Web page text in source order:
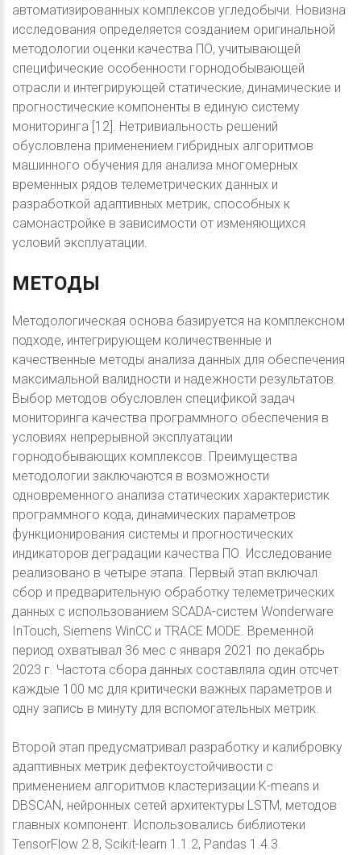
автоматизированных комплексов угледобычи. Новизна
исследования определяется созданием оригинальной
методологии оценки качества ПО, учитывающей
специфические особенности горнодобывающей
отрасли и интегрирующей статические, динамические и
прогностические компоненты в единую систему
мониторинга [12]. Нетривиальность решений
обусловлена применением гибридных алгоритмов
машинного обучения для анализа многомерных
временных рядов телеметрических данных и
разработкой адаптивных метрик, способных к
самонастройке в зависимости от изменяющихся
условий эксплуатации.
МЕТОДЫ
Методологическая основа базируется на комплексном
подходе, интегрирующем количественные и
качественные методы анализа данных для обеспечения
максимальной валидности и надежности результатов.
Выбор методов обусловлен спецификой задач
мониторинга качества программного обеспечения в
условиях непрерывной эксплуатации
горнодобывающих комплексов. Преимущества
методологии заключаются в возможности
одновременного анализа статических характеристик
программного кода, динамических параметров
функционирования системы и прогностических
индикаторов деградации качества ПО. Исследование
реализовано в четыре этапа. Первый этап включал
сбор и предварительную обработку телеметрических
данных с использованием SCADA-систем Wonderware
InTouch, Siemens WinCC и TRACE MODE. Временной
период охватывал 36 мес с января 2021 по декабрь
2023 г. Частота сбора данных составляла один отсчет
каждые 100 мс для критически важных параметров и
одну запись в минуту для вспомогательных метрик.
Второй этап предусматривал разработку и калибровку
адаптивных метрик дефектоустойчивости с
применением алгоритмов кластеризации K-means и
DBSCAN, нейронных сетей архитектуры LSTM, методов
главных компонент. Использовались библиотеки
TensorFlow 2.8, Scikit-learn 1.1.2, Pandas 1.4.3.